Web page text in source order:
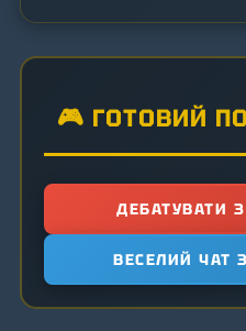
🎮 ГОТОВИЙ
ДЕБАТУВАТИ
ВЕСЕЛИЙ ЧАТ